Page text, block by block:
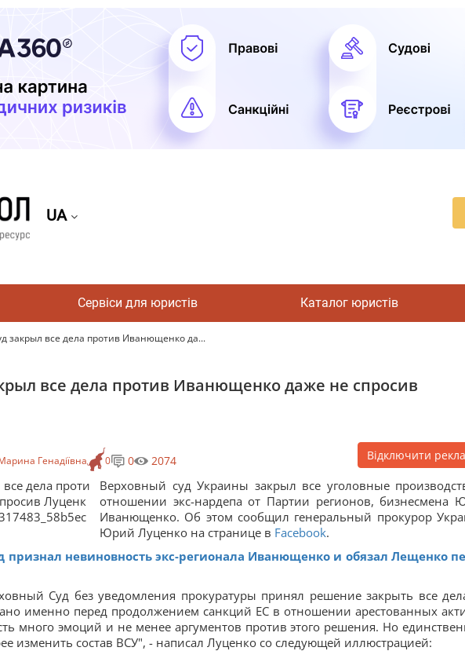
UA
Сервіси для юристів Каталог юристів
закрыл все дела против Иванющенко да...
все дела против Иванющенко даже не спросив
Генадіївна 0 0 2074 Відключити
Верховный суд Украины закрыл все уголовные
отношении экс-нардепа от Партии регионов, бизнесмена
Иванющенко. Об этом сообщил генеральный прокурор
Юрий Луценко на странице в Facebook.
признал невиновность экс-регионала Иванющенко и обязал Лещенко
Суд без уведомления прокуратуры принял решение закрыть все
именно перед продолжением санкций ЕС в отношении арестованных
много эмоций и не менее аргументов против этого решения. Но
изменить состав ВСУ", - написал Луценко со следующей иллюстрацией: